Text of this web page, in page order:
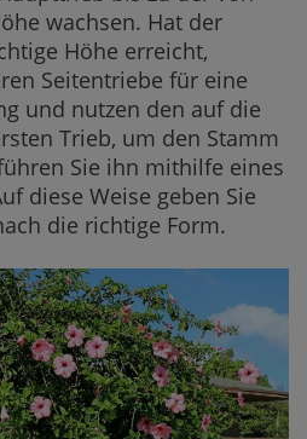
wachsen. Hat der
Höhe erreicht,
Seitentriebe für eine
und nutzen den auf die
Trieb, um den Stamm
Sie ihn mithilfe eines
diese Weise geben Sie
die richtige Form.